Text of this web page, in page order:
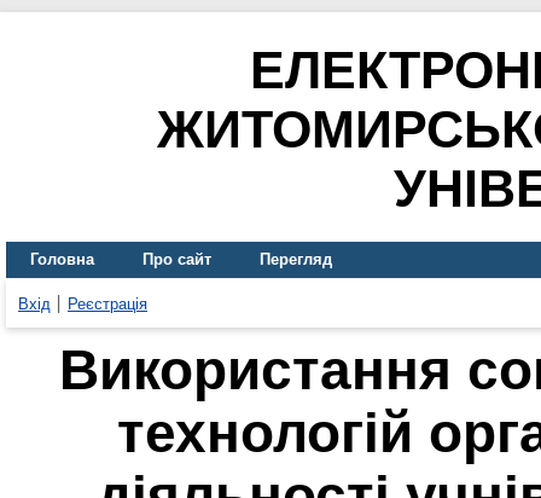
Головна Про сайт Перегляд
Вхід Реєстрація
Використання
технологій